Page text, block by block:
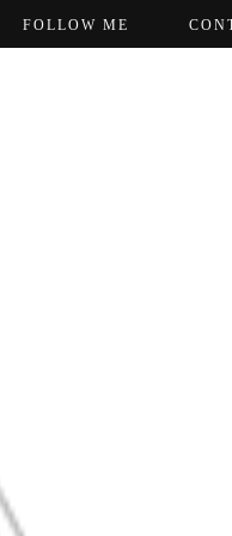
FOLLOW ME